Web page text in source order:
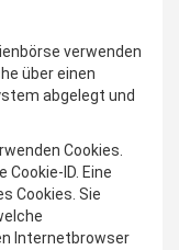
verwenden
über einen
abgelegt und
Cookies.
ID. Eine
Cookies. Sie
Internetbrowser